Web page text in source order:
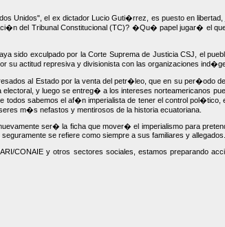
Unidos", el ex dictador Lucio Guti�rrez, es puesto en
del Tribunal Constitucional (TC)? �Qu� papel jugar� el
sido exculpado por la Corte Suprema de Justicia CSJ, el
su actitud represiva y divisionista con las organizaciones
al Estado por la venta del petr�leo, que en su
y luego se entreg� a los intereses norteamericanos
sabemos el af�n imperialista de tener el control
m�s nefastos y mentirosos de la historia ecuatoriana.
ser� la ficha que mover� el imperialismo para
se refiere como siempre a sus familiares y allegados.
CONAIE y otros sectores sociales, estamos preparando